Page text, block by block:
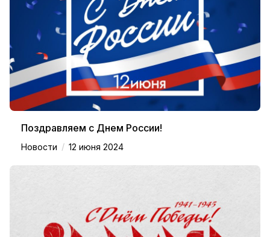
Поздравляем с Днем России!
Новости / 12 июня 2024